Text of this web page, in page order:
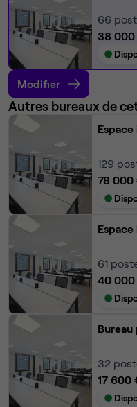
66
38
Modifier
Autres bureaux de
129
78 000
61
40
Bureau
32
17 600